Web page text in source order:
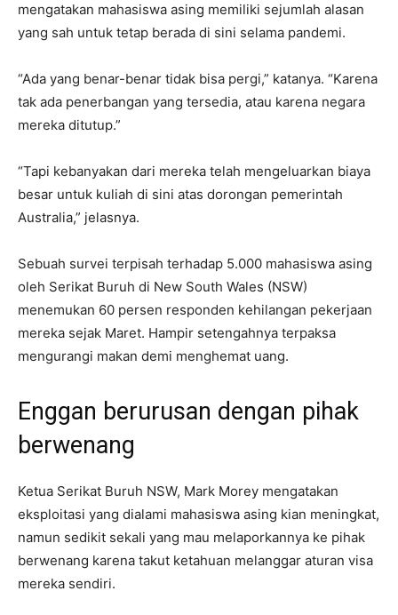
mengatakan mahasiswa asing memiliki sejumlah alasan
yang sah untuk tetap berada di sini selama pandemi.
“Ada yang benar-benar tidak bisa pergi,” katanya. “Karena
tak ada penerbangan yang tersedia, atau karena negara
mereka ditutup.”
“Tapi kebanyakan dari mereka telah mengeluarkan biaya
besar untuk kuliah di sini atas dorongan pemerintah
Australia,” jelasnya.
Sebuah survei terpisah terhadap 5.000 mahasiswa asing
oleh Serikat Buruh di New South Wales (NSW)
menemukan 60 persen responden kehilangan pekerjaan
mereka sejak Maret. Hampir setengahnya terpaksa
mengurangi makan demi menghemat uang.
Enggan berurusan dengan pihak
berwenang
Ketua Serikat Buruh NSW, Mark Morey mengatakan
eksploitasi yang dialami mahasiswa asing kian meningkat,
namun sedikit sekali yang mau melaporkannya ke pihak
berwenang karena takut ketahuan melanggar aturan visa
mereka sendiri.